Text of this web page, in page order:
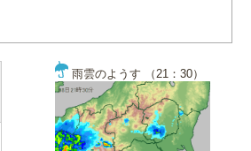
雨雲のようす （21：30）